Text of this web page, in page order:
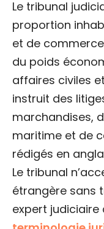
Le tribunal
proportion
et de
du poids
affaires civiles
instruit des
marchandises,
maritime et de
rédigés en
Le tribunal
étrangère sans
expert judiciaire